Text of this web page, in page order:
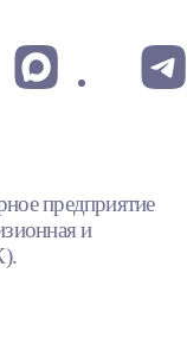
предприятие
и